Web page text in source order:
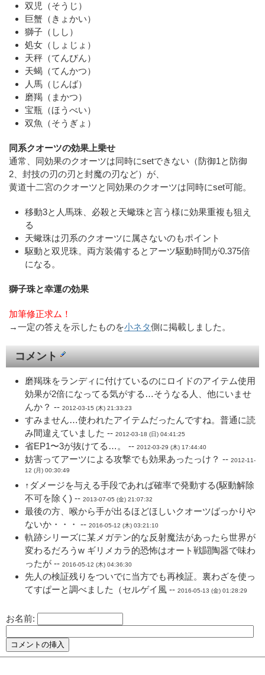
双児（そうじ）
巨蟹（きょかい）
獅子（しし）
処女（しょじょ）
天秤（てんびん）
天蝎（てんかつ）
人馬（じんば）
磨羯（まかつ）
宝瓶（ほうべい）
双魚（そうぎょ）
同系クオーツの効果上乗せ
通常、同効果のクオーツは同時にsetできない（防御1と防御
2、封技の刃の刃と封魔の刃など）が、
黄道十二宮のクオーツと同効果のクオーツは同時にset可能。
移動3と人馬珠、必殺と天蠍珠と言う様に効果重複も狙え
る
天蠍珠は刃系のクオーツに属さないのもポイント
駆動と双児珠。両方装備するとアーツ駆動時間が0.375倍
になる。
獅子珠と幸運の効果
加筆修正求ム！
→一定の答えを示したものを小ネタ側に掲載しました。
コメント
磨羯珠をランディに付けているのにロイドのアイテム使用
効果が2倍になってる気がする…そうなる人、他にいませ
んか？ -- 2012-03-15 (木) 21:33:23
すみません…使われたアイテムだったんですね。普通に読
み間違えていました -- 2012-03-18 (日) 04:41:25
省EP1〜3が抜けてる…。 -- 2012-03-29 (木) 17:44:40
妨害ってアーツによる攻撃でも効果あったっけ？ -- 2012-11-
12 (月) 00:30:49
↑ダメージを与える手段であれば確率で発動する(駆動解除
不可を除く) -- 2013-07-05 (金) 21:07:32
最後の方、喉から手が出るほどほしいクオーツばっかりや
ないか・・・ -- 2016-05-12 (木) 03:21:10
軌跡シリーズに某メガテン的な反射魔法があったら世界が
変わるだろうw ギリメカラ的恐怖はオート戦闘陶器で味わ
ったが -- 2016-05-12 (木) 04:36:30
先人の検証残りをついでに当方でも再検証。裏わざを使っ
てすぱーと調べました（セルゲイ風 -- 2016-05-13 (金) 01:28:29
お名前: